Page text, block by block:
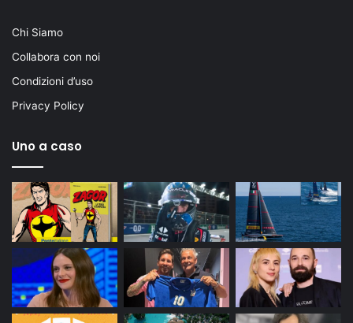
Chi Siamo
Collabora con noi
Condizioni d’uso
Privacy Policy
Uno a caso